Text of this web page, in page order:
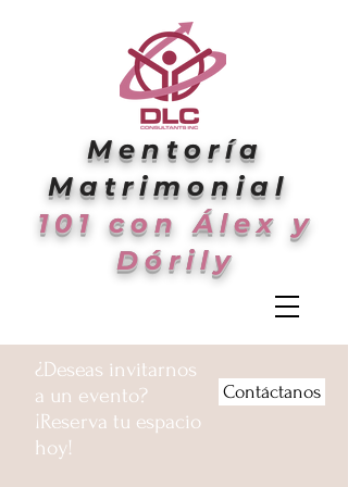
¿Deseas invitarnos
a un evento?
¡Reserva tu espacio
hoy!
Contáctanos
Mentoría
Matrimonial
101 con Álex y
Dórily